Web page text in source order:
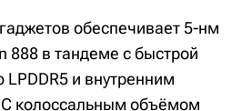
обеспечивает 5-нм
888 в тандеме с быстрой
и внутренним
колоссальным объёмом